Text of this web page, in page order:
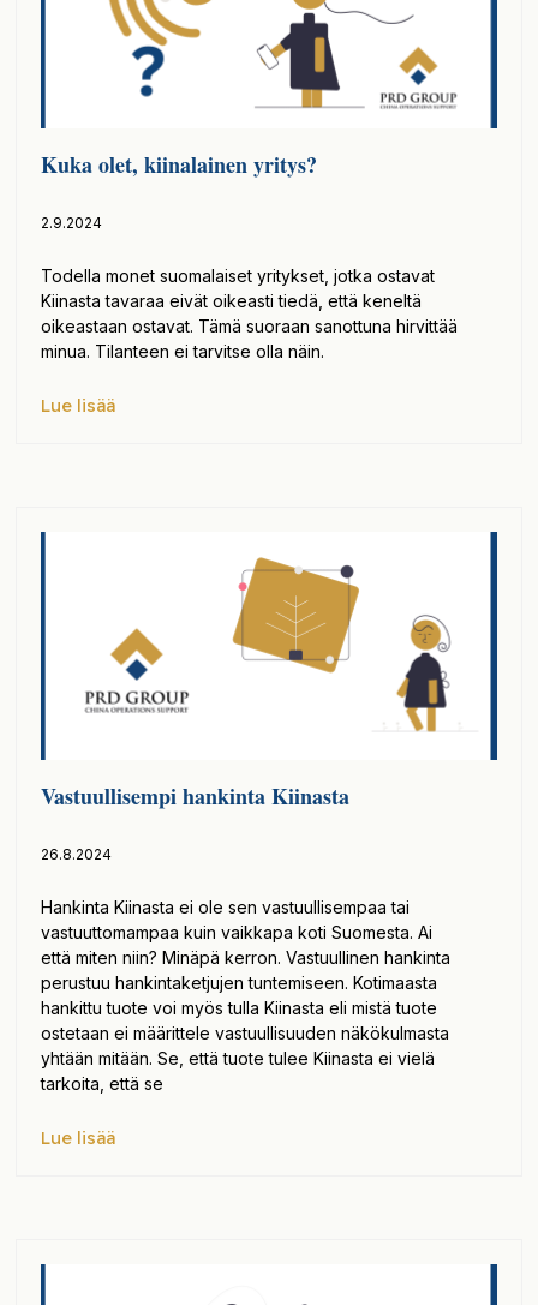
Kuka olet, kiinalainen yritys?
2.9.2024
Todella monet suomalaiset yritykset, jotka ostavat
Kiinasta tavaraa eivät oikeasti tiedä, että keneltä
oikeastaan ostavat. Tämä suoraan sanottuna hirvittää
minua. Tilanteen ei tarvitse olla näin.
Lue lisää
Vastuullisempi hankinta Kiinasta
26.8.2024
Hankinta Kiinasta ei ole sen vastuullisempaa tai
vastuuttomampaa kuin vaikkapa koti Suomesta. Ai
että miten niin? Minäpä kerron. Vastuullinen hankinta
perustuu hankintaketjujen tuntemiseen. Kotimaasta
hankittu tuote voi myös tulla Kiinasta eli mistä tuote
ostetaan ei määrittele vastuullisuuden näkökulmasta
yhtään mitään. Se, että tuote tulee Kiinasta ei vielä
tarkoita, että se
Lue lisää